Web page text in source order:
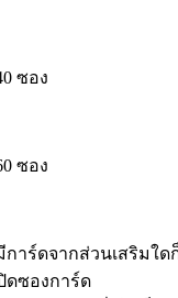
ซอง
ซอง
าร์ดจากส่วนเสริมใด
ดซองการ์ด